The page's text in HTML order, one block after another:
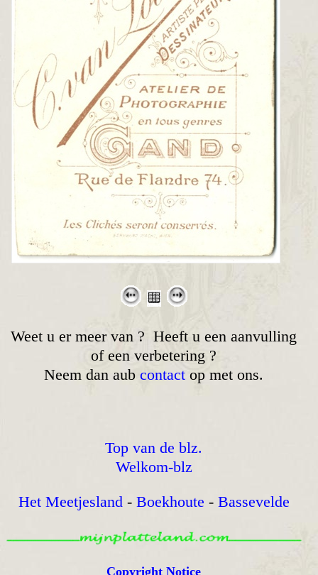
Weet u er meer van ? Heeft u een aanvulling
of een verbetering ?
Neem dan aubcontact op met ons.
Top van de blz.
Welkom-blz
Het Meetjesland- Boekhoute - Bassevelde
Copyright Notice